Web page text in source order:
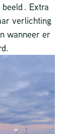
. Extra
verlichting
wanneer er